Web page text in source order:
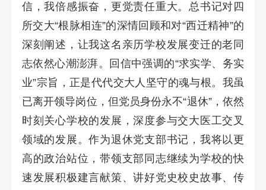
信，我倍感振奋，更觉责任重大。总书记对四
所交大“根脉相连”的深情回顾和对“西迁精神”的
深刻阐述，让我这名亲历学校发展变迁的老同
志依然心潮澎湃。回信中强调的“求实学、务实
业”宗旨，正是代代交大人坚守的魂与根。我虽
已离开领导岗位，但党员身份永不“退休”，依然
时刻关心学校的发展，深度参与交大医工交叉
领域的发展。作为退休党支部书记，我将以更
高的政治站位，带领支部同志继续为学校的快
速发展积极建言献策、讲好党史校史故事、传